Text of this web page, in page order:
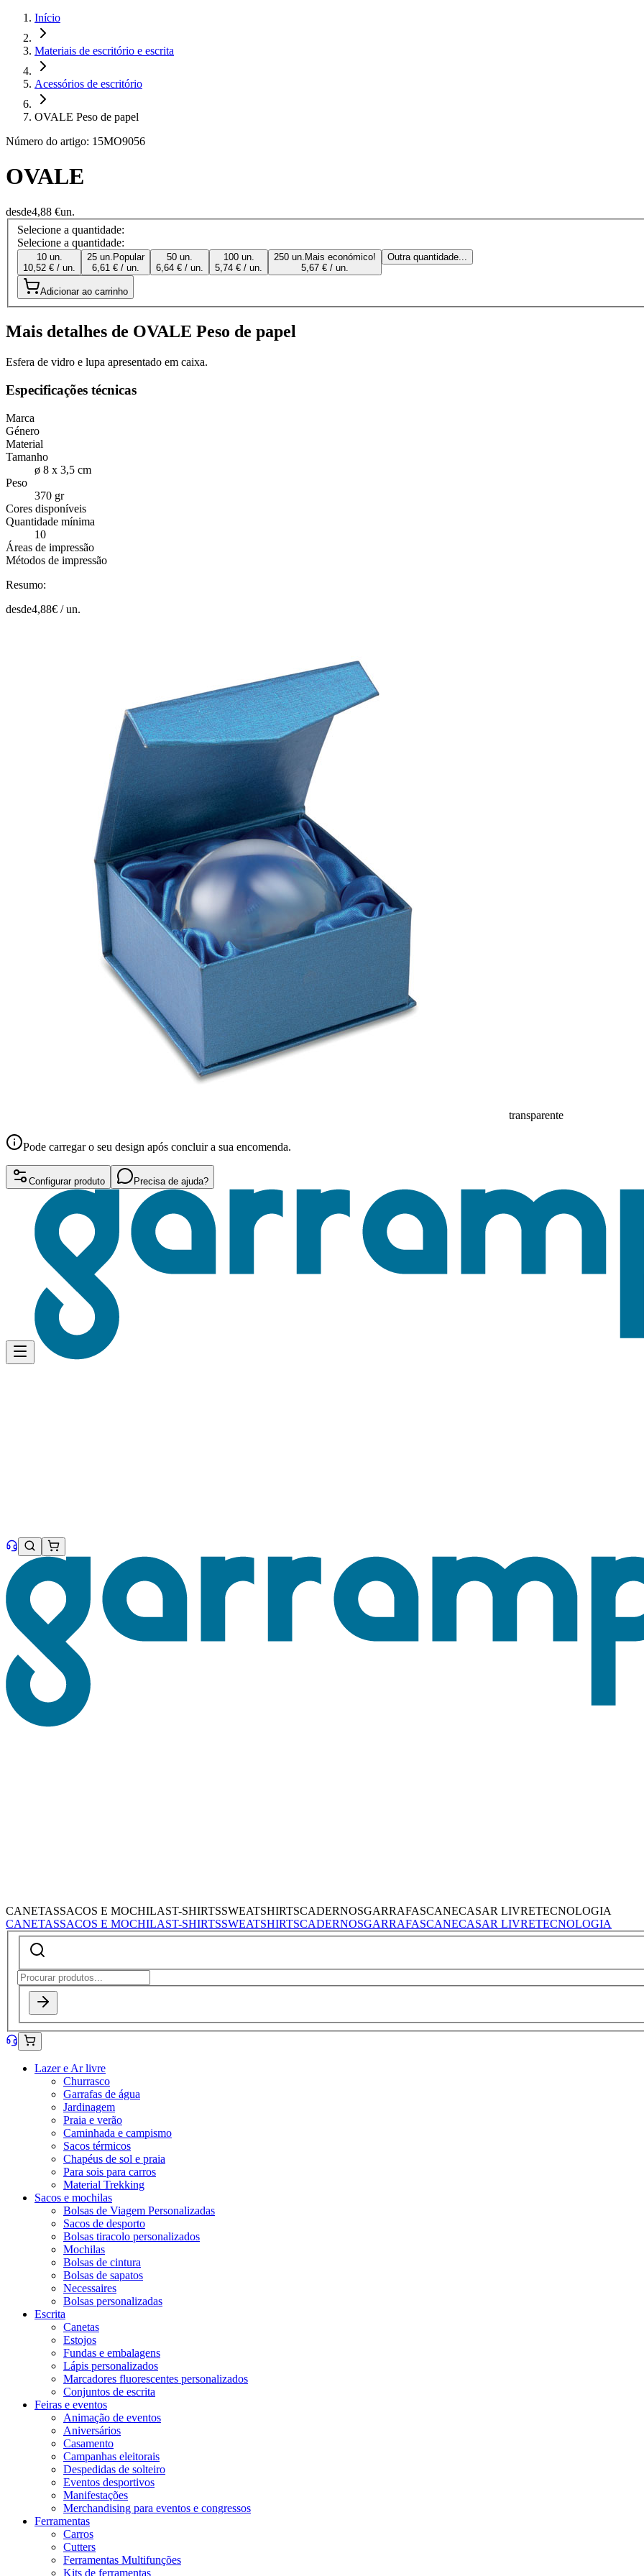
Início
Materiais de escritório e escrita
Acessórios de escritório
OVALE Peso de papel
Número do artigo: 15MO9056
OVALE
desde4,88 €un.
Selecione a quantidade:
Selecione a quantidade:
10 un.
10,52 € / un.
25 un. Popular
6,61 € / un.
50 un.
6,64 € / un.
100 un.
5,74 € / un.
250 un. Mais económico!
5,67 € / un.
Outra quantidade...
Adicionar ao carrinho
Mais detalhes de OVALE Peso de papel
Esfera de vidro e lupa apresentado em caixa.
Especificações técnicas
Marca
Género
Material
Tamanho
ø 8 x 3,5 cm
Peso
370 gr
Cores disponíveis
Quantidade mínima
10
Áreas de impressão
Métodos de impressão
Resumo:
desde4,88€ /un.
transparente
Pode carregar o seu design após concluir a sua encomenda.
Configurar produto Precisa de ajuda?
CANETASSACOS E MOCHILAST-SHIRTSSWEATSHIRTSCADERNOSGARRAFASCANECASAR LIVRETECNOLOGIA
CANETASSACOS E MOCHILAST-SHIRTSSWEATSHIRTSCADERNOSGARRAFASCANECASAR LIVRETECNOLOGIA
Lazer e Ar livre
Churrasco
Garrafas de água
Jardinagem
Praia e verão
Caminhada e campismo
Sacos térmicos
Chapéus de sol e praia
Para sois para carros
Material Trekking
Sacos e mochilas
Bolsas de Viagem Personalizadas
Sacos de desporto
Bolsas tiracolo personalizados
Mochilas
Bolsas de cintura
Bolsas de sapatos
Necessaires
Bolsas personalizadas
Escrita
Canetas
Estojos
Fundas e embalagens
Lápis personalizados
Marcadores fluorescentes personalizados
Conjuntos de escrita
Feiras e eventos
Animação de eventos
Aniversários
Casamento
Campanhas eleitorais
Despedidas de solteiro
Eventos desportivos
Manifestações
Merchandising para eventos e congressos
Ferramentas
Carros
Cutters
Ferramentas Multifunções
Kits de ferramentas